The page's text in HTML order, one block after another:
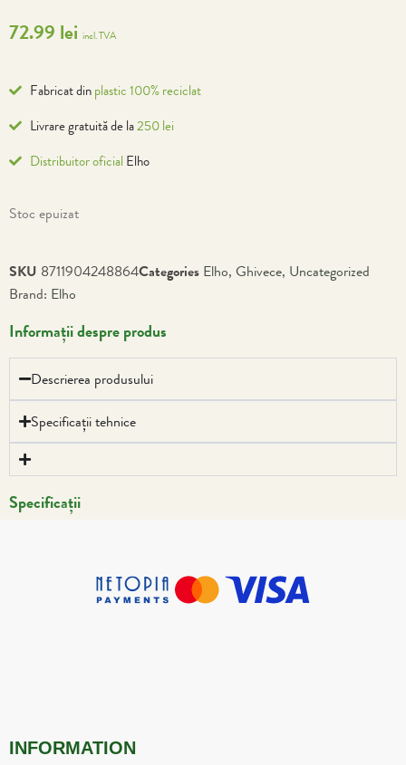
72.99 lei incl. TVA
Fabricat dinplastic 100% reciclat
Livrare gratuită de la250 lei
Distribuitor oficial Elho
Stoc epuizat
SKU 8711904248864Categories Elho, Ghivece, Uncategorized
Brand: Elho
Informații despre produs
Descrierea produsului
Specificații tehnice
Specificații
INFORMATION